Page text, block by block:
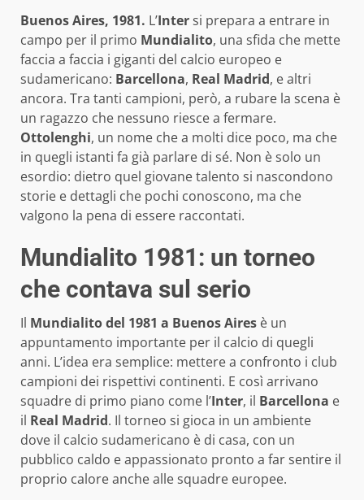
Buenos Aires, 1981. L’Intersi prepara a entrare in
campo per il primo Mundialito, una sfida che mette
faccia a faccia i giganti del calcio europeo e
sudamericano: Barcellona, Real Madrid, e altri
ancora. Tra tanti campioni, però, a rubare la scena è
un ragazzo che nessuno riesce a fermare.
Ottolenghi, un nome che a molti dice poco, ma che
in quegli istanti fa già parlare di sé. Non è solo un
esordio: dietro quel giovane talento si nascondono
storie e dettagli che pochi conoscono, ma che
valgono la pena di essere raccontati.
Mundialito 1981: un torneo
che contava sul serio
Il Mundialito del 1981 a Buenos Aires è un
appuntamento importante per il calcio di quegli
anni. L’idea era semplice: mettere a confronto i club
campioni dei rispettivi continenti. E così arrivano
squadre di primo piano come l’Inter, il Barcellona e
il Real Madrid. Il torneo si gioca in un ambiente
dove il calcio sudamericano è di casa, con un
pubblico caldo e appassionato pronto a far sentire il
proprio calore anche alle squadre europee.